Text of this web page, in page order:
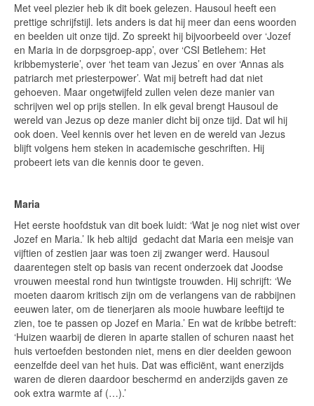
Met veel plezier heb ik dit boek gelezen. Hausoul heeft een
prettige schrijfstijl. Iets anders is dat hij meer dan eens woorden
en beelden uit onze tijd. Zo spreekt hij bijvoorbeeld over ‘Jozef
en Maria in de dorpsgroep-app’, over ‘CSI Betlehem: Het
kribbemysterie’, over ‘het team van Jezus’ en over ‘Annas als
patriarch met priesterpower’. Wat mij betreft had dat niet
gehoeven. Maar ongetwijfeld zullen velen deze manier van
schrijven wel op prijs stellen. In elk geval brengt Hausoul de
wereld van Jezus op deze manier dicht bij onze tijd. Dat wil hij
ook doen. Veel kennis over het leven en de wereld van Jezus
blijft volgens hem steken in academische geschriften. Hij
probeert iets van die kennis door te geven.
Maria
Het eerste hoofdstuk van dit boek luidt: ‘Wat je nog niet wist over
Jozef en Maria.’ Ik heb altijd gedacht dat Maria een meisje van
vijftien of zestien jaar was toen zij zwanger werd. Hausoul
daarentegen stelt op basis van recent onderzoek dat Joodse
vrouwen meestal rond hun twintigste trouwden. Hij schrijft: ‘We
moeten daarom kritisch zijn om de verlangens van de rabbijnen
eeuwen later, om de tienerjaren als mooie huwbare leeftijd te
zien, toe te passen op Jozef en Maria.’ En wat de kribbe betreft:
‘Huizen waarbij de dieren in aparte stallen of schuren naast het
huis vertoefden bestonden niet, mens en dier deelden gewoon
eenzelfde deel van het huis. Dat was efficiënt, want enerzijds
waren de dieren daardoor beschermd en anderzijds gaven ze
ook extra warmte af (…).’